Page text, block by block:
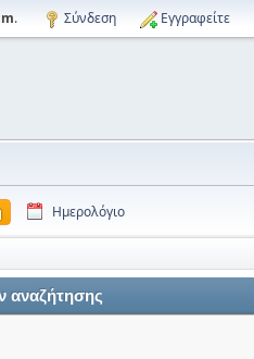
. Σύνδεση Εγγραφείτε
Ημερολόγιο
αναζήτησης